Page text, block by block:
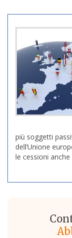
più soggetti
dell’Unione
le cessioni